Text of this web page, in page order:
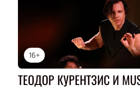
16+
ТЕОДОР КУРЕНТЗИС И